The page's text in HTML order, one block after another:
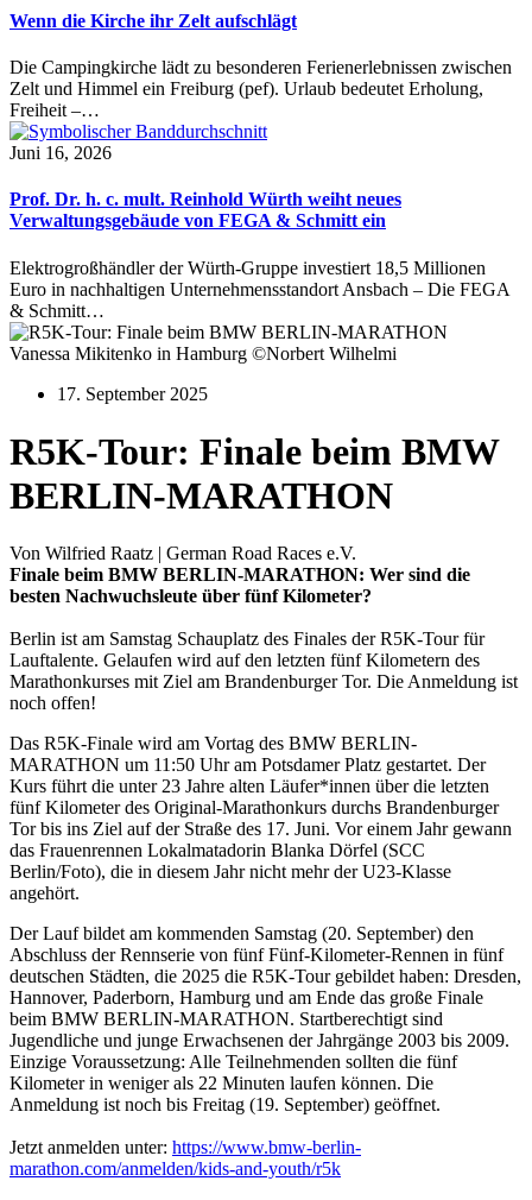
Wenn die Kirche ihr Zelt aufschlägt
Die Campingkirche lädt zu besonderen Ferienerlebnissen zwischen
Zelt und Himmel ein Freiburg (pef). Urlaub bedeutet Erholung,
Freiheit –…
Juni 16, 2026
Prof. Dr. h. c. mult. Reinhold Würth weiht neues
Verwaltungsgebäude von FEGA & Schmitt ein
Elektrogroßhändler der Würth-Gruppe investiert 18,5 Millionen
Euro in nachhaltigen Unternehmensstandort Ansbach – Die FEGA
& Schmitt…
Vanessa Mikitenko in Hamburg ©Norbert Wilhelmi
17. September 2025
R5K-Tour: Finale beim BMW
BERLIN-MARATHON
Von Wilfried Raatz | German Road Races e.V.
Finale beim BMW BERLIN-MARATHON: Wer sind die
besten Nachwuchsleute über fünf Kilometer?
Berlin ist am Samstag Schauplatz des Finales der R5K-Tour für
Lauftalente. Gelaufen wird auf den letzten fünf Kilometern des
Marathonkurses mit Ziel am Brandenburger Tor. Die Anmeldung ist
noch offen!
Das R5K-Finale wird am Vortag des BMW BERLIN-
MARATHON um 11:50 Uhr am Potsdamer Platz gestartet. Der
Kurs führt die unter 23 Jahre alten Läufer*innen über die letzten
fünf Kilometer des Original-Marathonkurs durchs Brandenburger
Tor bis ins Ziel auf der Straße des 17. Juni. Vor einem Jahr gewann
das Frauenrennen Lokalmatadorin Blanka Dörfel (SCC
Berlin/Foto), die in diesem Jahr nicht mehr der U23-Klasse
angehört.
Der Lauf bildet am kommenden Samstag (20. September) den
Abschluss der Rennserie von fünf Fünf-Kilometer-Rennen in fünf
deutschen Städten, die 2025 die R5K-Tour gebildet haben: Dresden,
Hannover, Paderborn, Hamburg und am Ende das große Finale
beim BMW BERLIN-MARATHON. Startberechtigt sind
Jugendliche und junge Erwachsenen der Jahrgänge 2003 bis 2009.
Einzige Voraussetzung: Alle Teilnehmenden sollten die fünf
Kilometer in weniger als 22 Minuten laufen können. Die
Anmeldung ist noch bis Freitag (19. September) geöffnet.
Jetzt anmelden unter: https://www.bmw-berlin-
marathon.com/anmelden/kids-and-youth/r5k